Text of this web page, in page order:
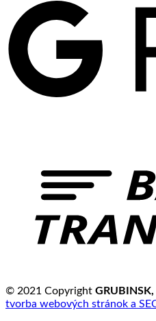
© 2021 Copyright GRUBINSK,
tvorba webových stránok a